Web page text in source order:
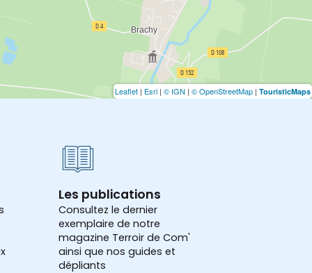
Leaflet | Esri | © IGN | © OpenStreetMap | TouristicMaps
Les publications
Consultez le dernier
exemplaire de notre
magazine Terroir de Com'
ainsi que nos guides et
dépliants